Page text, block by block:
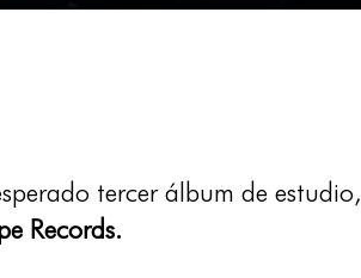
tercer álbum de estudio,
Records.